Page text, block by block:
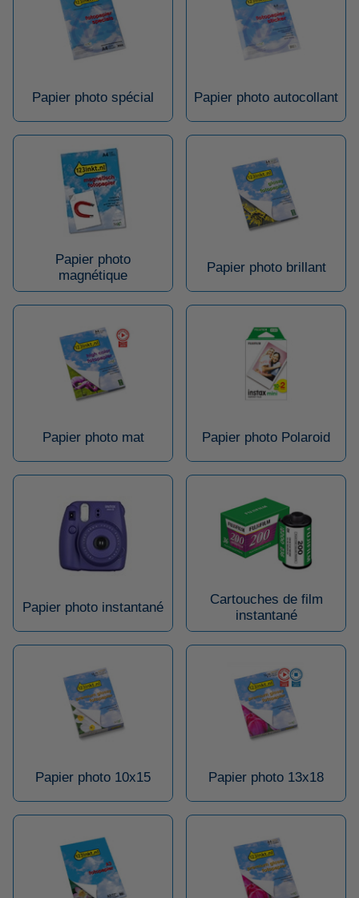
Papier photo spécial Papier photo autocollant
Papier photo
magnétique
Papier photo brillant
Papier photo mat Papier photo Polaroid
Papier photo instantané
Cartouches de film
instantané
Papier photo 10x15 Papier photo 13x18